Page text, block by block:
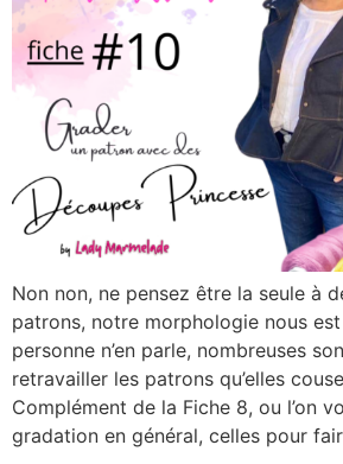
Non non, ne pensez être la seule à
patrons, notre morphologie nous
personne n’en parle, nombreuses
retravailler les patrons qu’elles
Complément de la Fiche 8, ou l’on
gradation en général, celles pour